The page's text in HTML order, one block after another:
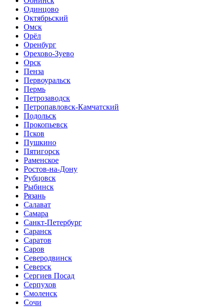
Одинцово
Октябрьский
Омск
Орёл
Оренбург
Орехово-Зуево
Орск
Пенза
Первоуральск
Пермь
Петрозаводск
Петропавловск-Камчатский
Подольск
Прокопьевск
Псков
Пушкино
Пятигорск
Раменское
Ростов-на-Дону
Рубцовск
Рыбинск
Рязань
Салават
Самара
Санкт-Петербург
Саранск
Саратов
Саров
Северодвинск
Северск
Сергиев Посад
Серпухов
Смоленск
Сочи